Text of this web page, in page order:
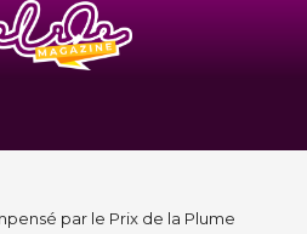
par le Prix de la Plume